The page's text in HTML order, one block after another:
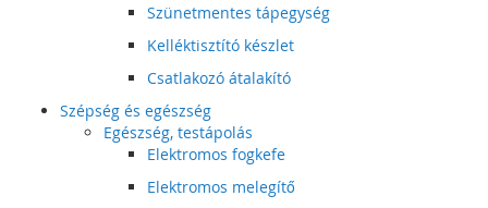
Szünetmentes tápegység
Kelléktisztító készlet
Csatlakozó átalakító
Szépség és egészség
Egészség, testápolás
Elektromos fogkefe
Elektromos melegítő